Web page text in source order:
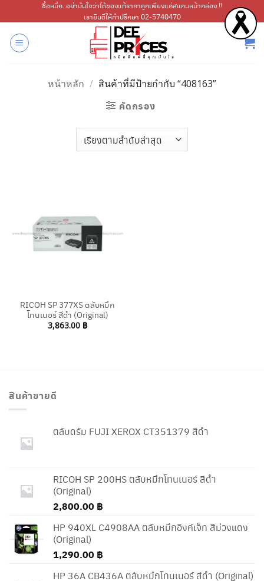
ไป
เนื้อหา
ซื้อหมึก..อย่ามั่นใจว่าได้ของแท้ราคาถูกเพียงแค่สแกนหน้ากล่อง !!
เรายินดีให้คำปรึกษา 02-5740470
หน้าหลัก / สินค้าที่มีป้ายกำกับ “408163”
คัดกรอง
RICOH SP 377XS ตลับหมึก
โทนเนอร์ สีดำ (Original)
3,863.00 ฿
สินค้าขายดี
ตลับดรัม FUJI XEROX CT351379 สีดำ
RICOH SP 200HS ตลับหมึกโทนเนอร์ สีดำ
(Original)
2,800.00 ฿
HP 940XL C4908AA ตลับหมึกอิงค์เจ็ท สีม่วงแดง
(Original)
1,290.00 ฿
HP 36A CB436A ตลับหมึกโทนเนอร์ สีดำ (Original)